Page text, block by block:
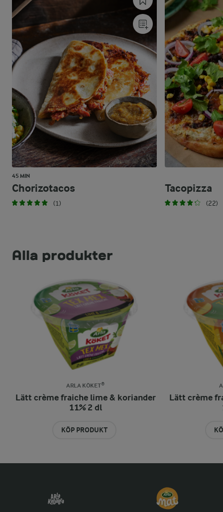
45 MIN
Chorizotacos
(1)
Tacopizza
(22)
Alla produkter
ARLA KÖKET®
Lätt crème fraiche lime & koriander
11% 2 dl
KÖP PRODUKT
Lätt crème